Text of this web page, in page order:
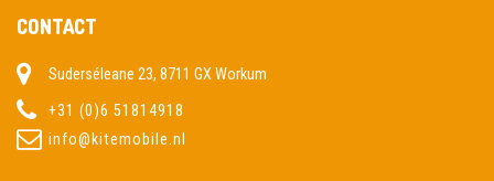
CONTACT
Suderséleane 23, 8711 GX Workum
+31 (0)6 51814918
info@kitemobile.nl